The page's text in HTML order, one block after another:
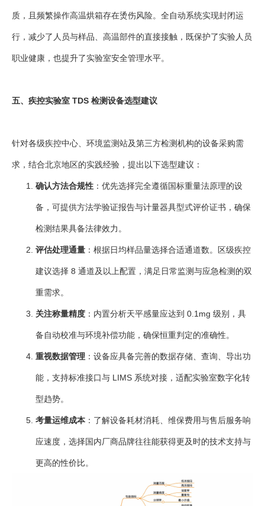
质，且频繁操作高温烘箱存在烫伤风险。全自动系统实现封闭运
行，减少了人员与样品、高温部件的直接接触，既保护了实验人员
职业健康，也提升了实验室安全管理水平。
五、疾控实验室 TDS 检测设备选型建议
针对各级疾控中心、环境监测站及第三方检测机构的设备采购需
求，结合北京地区的实践经验，提出以下选型建议：
确认方法合规性 ：优先选择完全遵循国标重量法原理的设
备，可提供方法学验证报告与计量器具型式评价证书，确保
检测结果具备法律效力。
评估处理通量 ：根据日均样品量选择合适通道数。区级疾控
建议选择 8 通道及以上配置，满足日常监测与应急检测的双
重需求。
关注称量精度 ：内置分析天平感量应达到 0.1mg 级别，具
备自动校准与环境补偿功能，确保恒重判定的准确性。
重视数据管理 ：设备应具备完善的数据存储、查询、导出功
能，支持标准接口与 LIMS 系统对接，适配实验室数字化转
型趋势。
考量运维成本 ：了解设备耗材消耗、维保费用与售后服务响
应速度，选择国内厂商品牌往往能获得更及时的技术支持与
更高的性价比。